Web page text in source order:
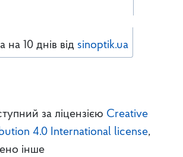
на 10 днів від sinoptik.ua
за ліцензією Creative
4.0 International license,
інше